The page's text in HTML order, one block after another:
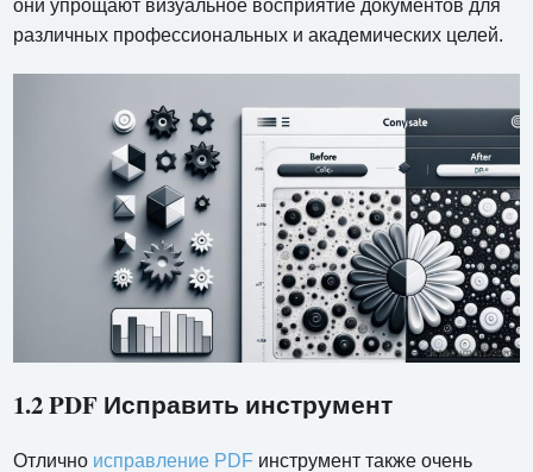
они упрощают визуальное восприятие документов для
различных профессиональных и академических целей.
1.2 PDF Исправить инструмент
Отлично исправление PDF инструмент также очень